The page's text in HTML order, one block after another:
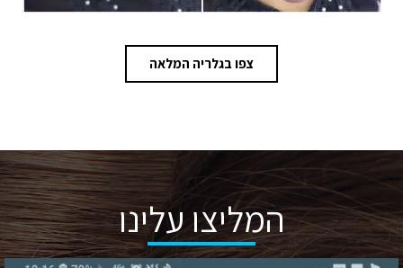
צפו בגלריה המלאה
המליצו עלינו